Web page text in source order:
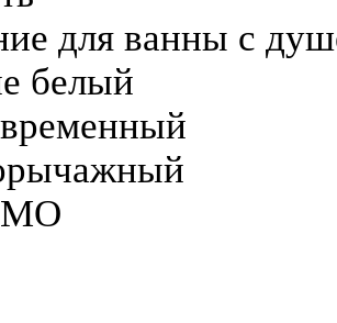
для ванны с
белый